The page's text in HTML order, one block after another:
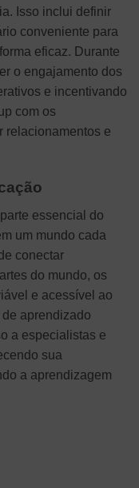
Isso inclui definir
conveniente para
eficaz. Durante
o engajamento dos
e incentivando
com os
relacionamentos e
essencial do
um mundo cada
conectar
do mundo, os
e acessível ao
aprendizado
a especialistas e
sua
a aprendizagem